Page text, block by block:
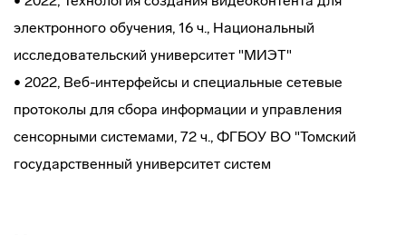
электронного обучения, 16 ч., Национальный
исследовательский университет "МИЭТ"
• 2022, Веб-интерфейсы и специальные сетевые
протоколы для сбора информации и управления
сенсорными системами, 72 ч., ФГБОУ ВО "Томский
государственный университет систем